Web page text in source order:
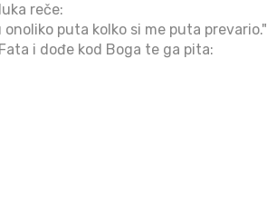
reče:
puta kolko si me puta prevario."
i dođe kod Boga te ga pita: